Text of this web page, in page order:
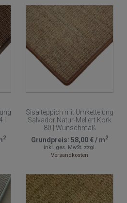
|
2
Sisalteppich mit Umkettelung
Salvador Natur-Meliert Kork
80 | Wunschmaß
Grundpreis: 58,00 €/ m2
inkl. ges. MwSt. zzgl.
Versandkosten